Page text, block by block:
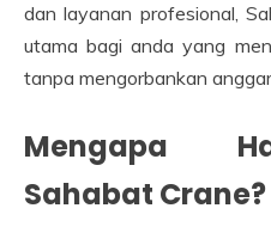
dan layanan profesional,
utama bagi anda yang
tanpa mengorbankan
Mengapa
Sahabat Crane?